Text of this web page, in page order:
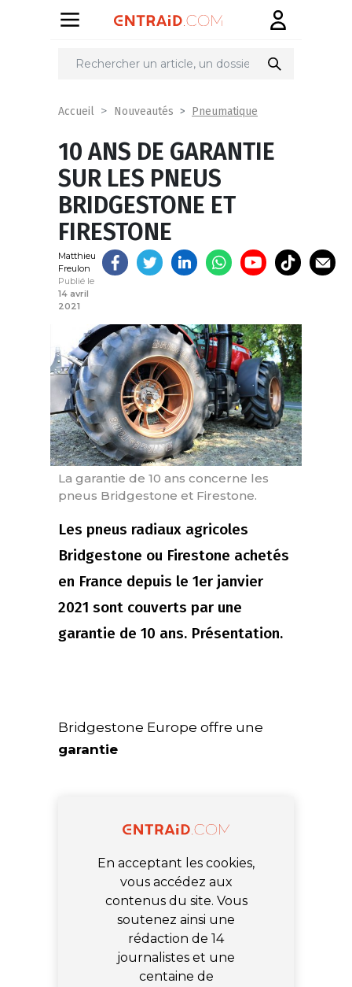
Partager
Accueil Nouveautés Pneumatique
10 ANS DE GARANTIE
SUR LES PNEUS
BRIDGESTONE ET
FIRESTONE
Matthieu
Freulon
Publié le
14 avril
2021
La garantie de 10 ans concerne les
pneus Bridgestone et Firestone.
Les pneus radiaux agricoles
Bridgestone ou Firestone achetés
en France depuis le 1er janvier
2021 sont couverts par une
garantie de 10 ans. Présentation.
Bridgestone Europe offre une
garantie
En acceptant les cookies,
vous accédez aux
contenus du site. Vous
soutenez ainsi une
rédaction de 14
journalistes et une
centaine de